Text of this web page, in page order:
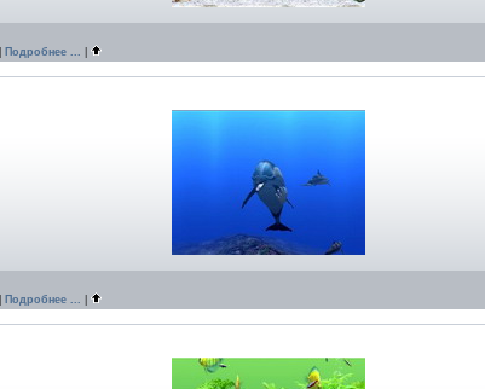
Подробнее ...
Подробнее ...